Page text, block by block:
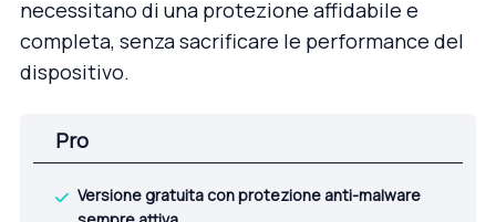
necessitano di una protezione affidabile e
completa, senza sacrificare le performance del
dispositivo.
Pro
Versione gratuita con protezione anti-malware